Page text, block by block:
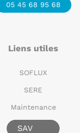
05 45 68 95 68
Liens utiles
SOFLUX
SERE
Maintenance
SAV